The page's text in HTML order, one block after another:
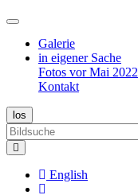
Galerie
in eigener Sache
Fotos vor Mai 2022
Kontakt
English